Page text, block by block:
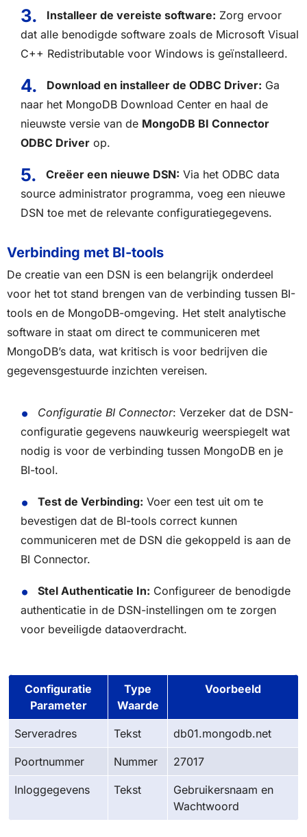
Installeer de vereiste software: Zorg ervoor
dat alle benodigde software zoals de Microsoft Visual
C++ Redistributable voor Windows is geïnstalleerd.
Download en installeer de ODBC Driver: Ga
naar het MongoDB Download Center en haal de
nieuwste versie van de MongoDB BI Connector
ODBC Driver op.
Creëer een nieuwe DSN: Via het ODBC data
source administrator programma, voeg een nieuwe
DSN toe met de relevante configuratiegegevens.
Verbinding met BI-tools
De creatie van een DSN is een belangrijk onderdeel
voor het tot stand brengen van de verbinding tussen BI-
tools en de MongoDB-omgeving. Het stelt analytische
software in staat om direct te communiceren met
MongoDB’s data, wat kritisch is voor bedrijven die
gegevensgestuurde inzichten vereisen.
Configuratie BI Connector: Verzeker dat de DSN-
configuratie gegevens nauwkeurig weerspiegelt wat
nodig is voor de verbinding tussen MongoDB en je
BI-tool.
Test de Verbinding: Voer een test uit om te
bevestigen dat de BI-tools correct kunnen
communiceren met de DSN die gekoppeld is aan de
BI Connector.
Stel Authenticatie In: Configureer de benodigde
authenticatie in de DSN-instellingen om te zorgen
voor beveiligde dataoverdracht.
Configuratie
Parameter
Type
Waarde
Voorbeeld
Serveradres Tekst db01.mongodb.net
Poortnummer Nummer 27017
Inloggegevens Tekst
Gebruikersnaam en
Wachtwoord